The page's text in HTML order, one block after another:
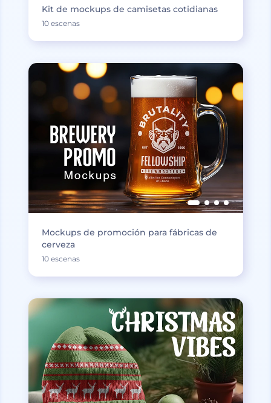
Kit de mockups de camisetas cotidianas
10 escenas
Mockups de promoción para fábricas de
cerveza
10 escenas